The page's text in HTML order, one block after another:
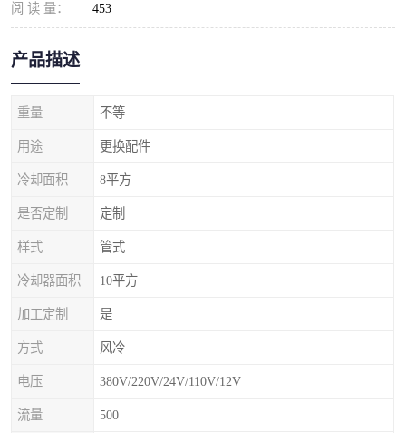
阅 读 量： 453
产品描述
重量 不等
用途 更换配件
冷却面积 8平方
是否定制 定制
样式 管式
冷却器面积 10平方
加工定制 是
方式 风冷
电压 380V/220V/24V/110V/12V
流量 500